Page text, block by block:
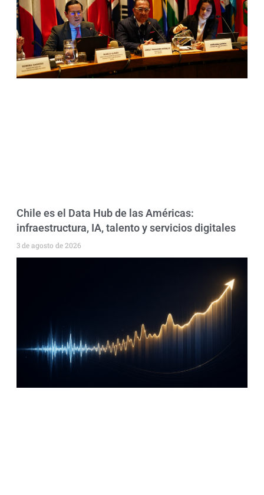
Chile es el Data Hub de las Américas:
infraestructura, IA, talento y servicios digitales
3 de agosto de 2026